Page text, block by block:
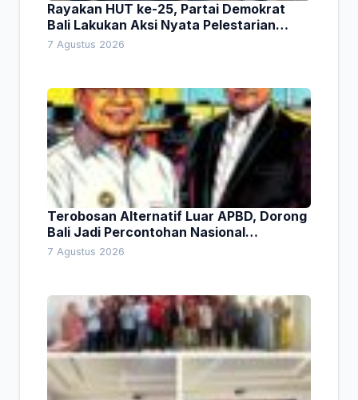
Rayakan HUT ke-25, Partai Demokrat
Bali Lakukan Aksi Nyata Pelestarian
Lingkungan
7 Agustus 2026
Terobosan Alternatif Luar APBD, Dorong
Bali Jadi Percontohan Nasional
Pembiayaan Daerah
7 Agustus 2026